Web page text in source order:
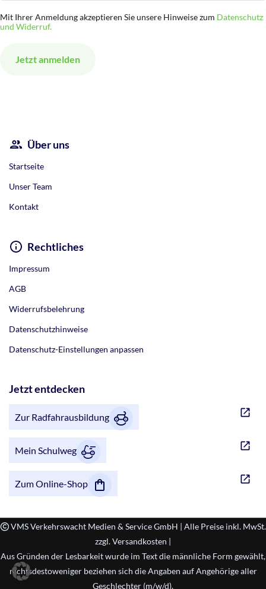
Mit Ihrer Anmeldung akzeptieren Sie unsere Hinweise zum Datenschutz
und Widerruf.
Über uns
Startseite
Unser Team
Kontakt
Rechtliches
Impressum
AGB
Widerrufsbelehrung
Datenschutzhinweise
Datenschutz-Einstellungen anpassen
Jetzt entdecken
Zur Radfahrausbildung
Mein Schulweg
Zum Online-Shop
VMS Verkehrswacht Medien & Service GmbH | Alle Preise inkl. MwSt.
zzgl. Versandkosten |
Aus Gründen der Lesbarkeit wurde im Text die männliche Form gewählt,
nichtsdestoweniger beziehen sich die Angaben auf Angehörige aller
Geschlechter (m/w/d).